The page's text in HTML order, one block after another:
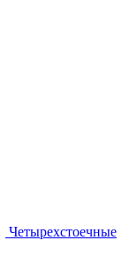
Четырехстоечные